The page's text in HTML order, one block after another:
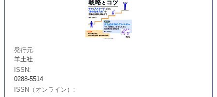
発行元
羊土社
ISSN
0288-5514
ISSN（オンライン）